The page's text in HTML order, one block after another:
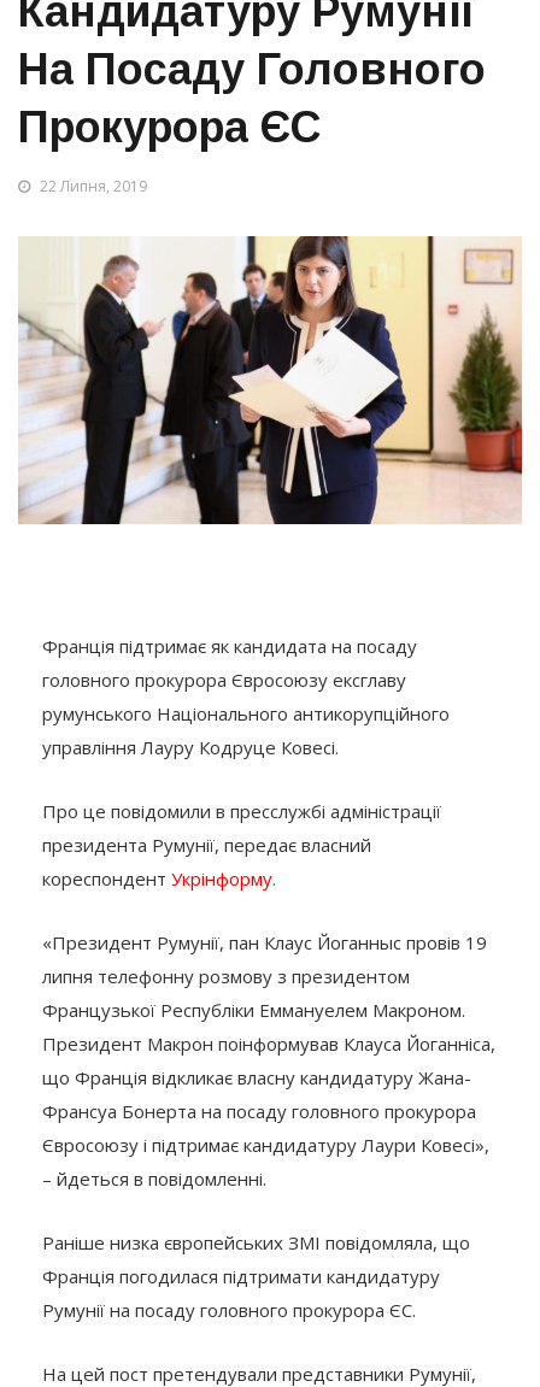
Кандидатуру Румунії
На Посаду Головного
Прокурора ЄС
22 Липня, 2019
Франція підтримає як кандидата на посаду
головного прокурора Євросоюзу ексглаву
румунського Національного антикорупційного
управління Лауру Кодруце Ковесі.
Про це повідомили в пресслужбі адміністрації
президента Румунії, передає власний
кореспондент Укрінформу.
«Президент Румунії, пан Клаус Йоганныс провів 19
липня телефонну розмову з президентом
Французької Республіки Еммануелем Макроном.
Президент Макрон поінформував Клауса Йоганніса,
що Франція відкликає власну кандидатуру Жана-
Франсуа Бонерта на посаду головного прокурора
Євросоюзу і підтримає кандидатуру Лаури Ковесі»,
– йдеться в повідомленні.
Раніше низка європейських ЗМІ повідомляла, що
Франція погодилася підтримати кандидатуру
Румунії на посаду головного прокурора ЄС.
На цей пост претендували представники Румунії,